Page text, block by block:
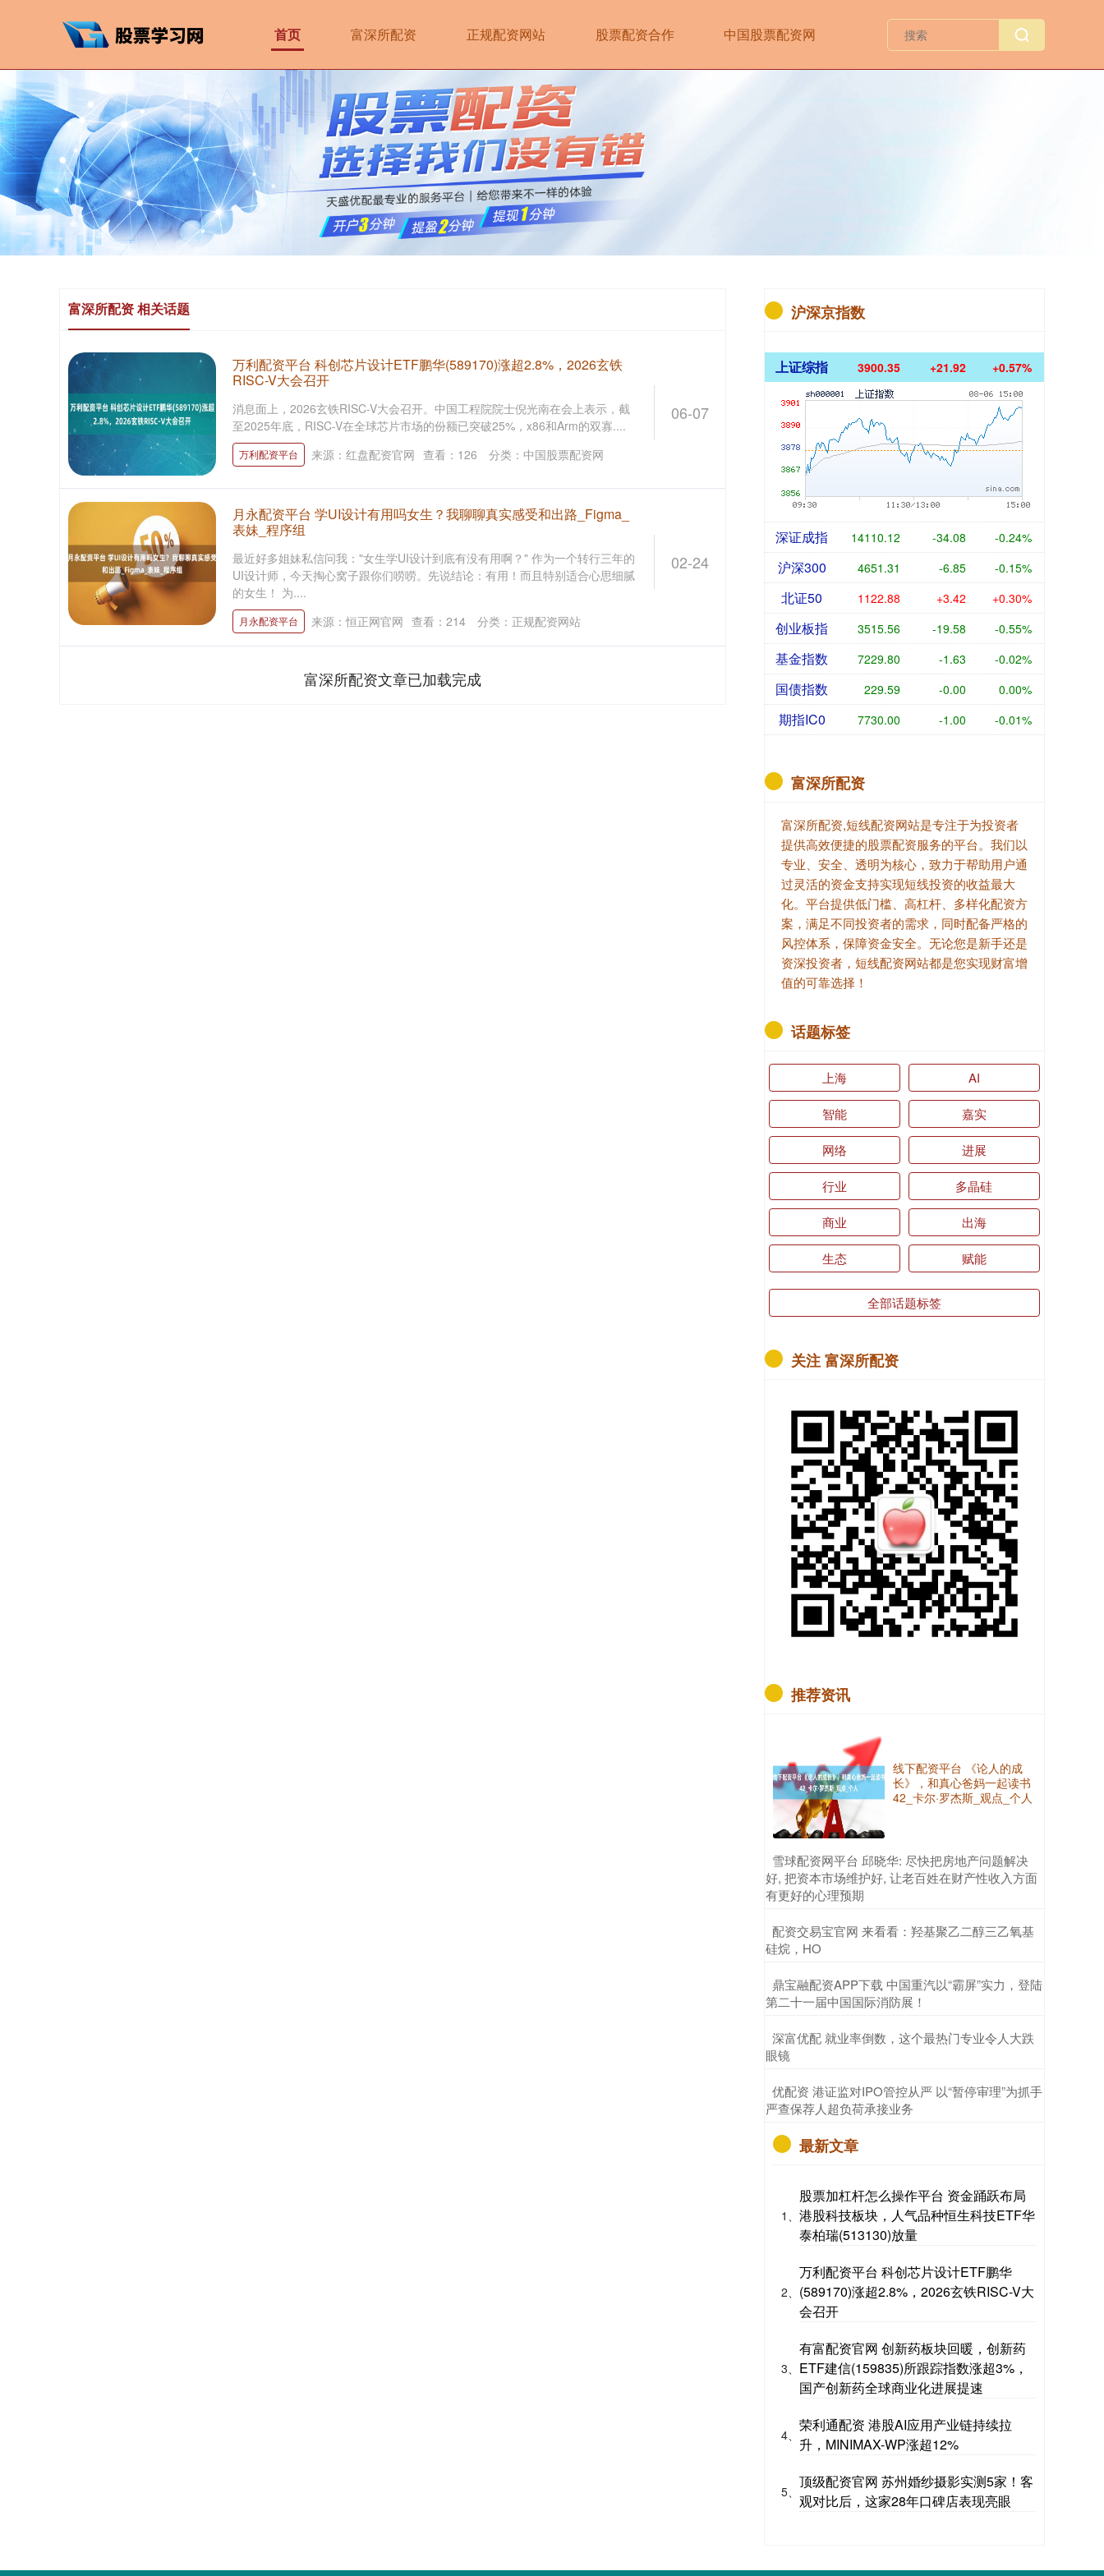
首页 富深所配资 正规配资网站 股票配资合作 中国股票配资网
富深所配资 相关话题
06-07
万利配资平台 科创芯片设计ETF鹏华(589170)涨超2.8%，2026玄铁
RISC-V大会召开
消息面上，2026玄铁RISC-V大会召开。中国工程院院士倪光南在会上表示，截
至2025年底，RISC-V在全球芯片市场的份额已突破25%，x86和Arm的双寡....
万利配资平台 来源：红盘配资官网 查看： 126 分类： 中国股票配资网
02-24
月永配资平台 学UI设计有用吗女生？我聊聊真实感受和出路_Figma_
表妹_程序组
最近好多姐妹私信问我："女生学UI设计到底有没有用啊？" 作为一个转行三年的
UI设计师，今天掏心窝子跟你们唠唠。先说结论：有用！而且特别适合心思细腻
的女生！ 为....
月永配资平台 来源：恒正网官网 查看： 214 分类： 正规配资网站
富深所配资文章已加载完成
沪深京指数
上证综指 3900.35 +21.92 +0.57%
深证成指 14110.12 -34.08 -0.24%
沪深300 4651.31 -6.85 -0.15%
北证50 1122.88 +3.42 +0.30%
创业板指 3515.56 -19.58 -0.55%
基金指数 7229.80 -1.63 -0.02%
国债指数 229.59 -0.00 0.00%
期指IC0 7730.00 -1.00 -0.01%
富深所配资
富深所配资,短线配资网站是专注于为投资者
提供高效便捷的股票配资服务的平台。我们以
专业、安全、透明为核心，致力于帮助用户通
过灵活的资金支持实现短线投资的收益最大
化。平台提供低门槛、高杠杆、多样化配资方
案，满足不同投资者的需求，同时配备严格的
风控体系，保障资金安全。无论您是新手还是
资深投资者，短线配资网站都是您实现财富增
值的可靠选择！
话题标签
上海 AI
智能 嘉实
网络 进展
行业 多晶硅
商业 出海
生态 赋能
全部话题标签
关注 富深所配资
推荐资讯
线下配资平台 《论人的成
长》，和真心爸妈一起读书
42_卡尔·罗杰斯_观点_个人
​雪球配资网平台 邱晓华: 尽快把房地产问题解决
好, 把资本市场维护好, 让老百姓在财产性收入方面
有更好的心理预期
​配资交易宝官网 来看看：羟基聚乙二醇三乙氧基
硅烷，HO
​鼎宝融配资APP下载 中国重汽以“霸屏”实力，登陆
第二十一届中国国际消防展！
​深富优配 就业率倒数，这个最热门专业令人大跌
眼镜
​优配资 港证监对IPO管控从严 以“暂停审理”为抓手
严查保荐人超负荷承接业务
最新文章
1、
股票加杠杆怎么操作平台 资金踊跃布局
港股科技板块，人气品种恒生科技ETF华
泰柏瑞(513130)放量
2、
万利配资平台 科创芯片设计ETF鹏华
(589170)涨超2.8%，2026玄铁RISC-V大
会召开
3、
有富配资官网 创新药板块回暖，创新药
ETF建信(159835)所跟踪指数涨超3%，
国产创新药全球商业化进展提速
4、
荣利通配资 港股AI应用产业链持续拉
升，MINIMAX-WP涨超12%
5、
顶级配资官网 苏州婚纱摄影实测5家！客
观对比后，这家28年口碑店表现亮眼